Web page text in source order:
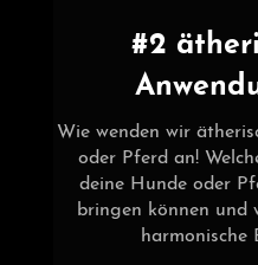
#2
Wie wenden wir
oder Pferd an!
deine Hunde oder
bringen können und
harmonische